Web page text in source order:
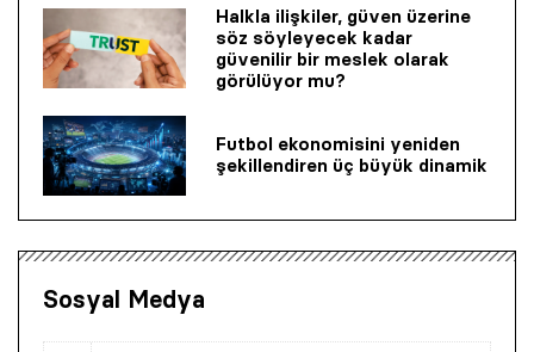
Halkla ilişkiler, güven üzerine
söz söyleyecek kadar
güvenilir bir mes­lek olarak
görülüyor mu?
Futbol ekonomisini yeniden
şekillendiren üç büyük dinamik
Sosyal Medya